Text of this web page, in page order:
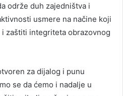
održe duh zajedništva i
usmere na načine koji
zaštiti integriteta obrazovnog
za dijalog i punu
se da ćemo i nadalje u